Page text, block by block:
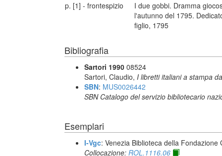
p. [1] - frontespizio
I due gobbi. Dramma
l'autunno del 1795.
figlio, 1795
Bibliografia
Sartori 1990 08524
Sartori, Claudio, I libretti italiani a stampa
SBN: MUS0026442
SBN Catalogo del servizio bibliotecario
Esemplari
I-Vgc: Venezia Biblioteca della Fondazione
Collocazione: ROL.1116.06